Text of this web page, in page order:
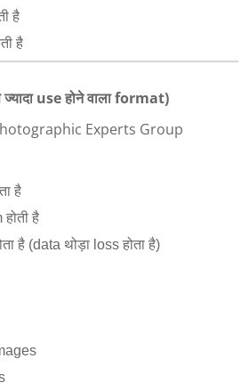
है
है
useहोने वालाformat)
Experts Group
है
है
है (data थोड़ा loss होता है)